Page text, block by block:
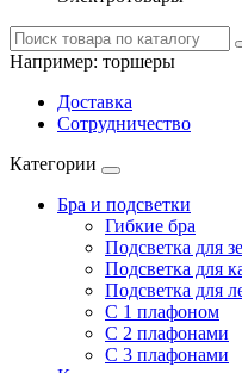
Например: торшеры
Доставка
Сотрудничество
Категории
Бра и подсветки
Гибкие бра
Подсветка для
Подсветка для
Подсветка для
С 1 плафоном
С 2 плафонами
С 3 плафонами